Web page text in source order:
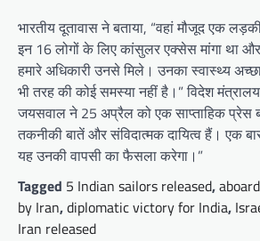
भारतीय दूतावास ने बताया, “वहां मौजूद एक
इन 16 लोगों के लिए कांसुलर एक्सेस मांगा था
हमारे अधिकारी उनसे मिले। उनका स्वास्थ्य
भी तरह की कोई समस्या नहीं है।” विदेश
जयसवाल ने 25 अप्रैल को एक साप्ताहिक प्रेस
तकनीकी बातें और संविदात्मक दायित्व हैं। एक
यह उनकी वापसी का फैसला करेगा।”
Tagged 5 Indian sailors released,
by Iran,diplomatic victory for India,
Iran released